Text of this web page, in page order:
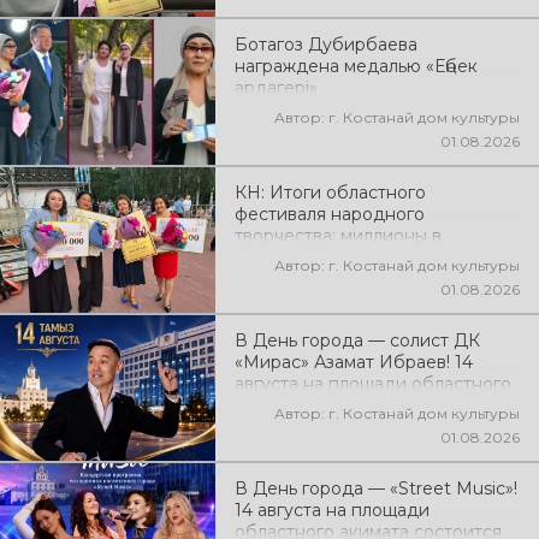
Ботагоз Дубирбаева
награждена медалью «Еңбек
ардагері»
Автор: г. Костанай дом культуры
01.08.2026
КН: Итоги областного
фестиваля народного
творчества: миллионы в
культуруАвтор: г. Костанай дом культуры
01.08.2026
В День города — солист ДК
«Мирас» Азамат Ибраев! 14
августа на площади областного
акимата состоится концертная
программа Азамата Ибраева!
Вас ждут любимые песни,
яркое выступление, мощная
энергия и праздничное
настроение!
Автор: г. Костанай дом культуры
01.08.2026
В День города — «Street Music»!
14 августа на площади
областного акимата состоится